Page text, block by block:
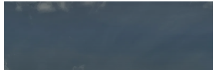
Introducing the Savara collection of luxury resorts